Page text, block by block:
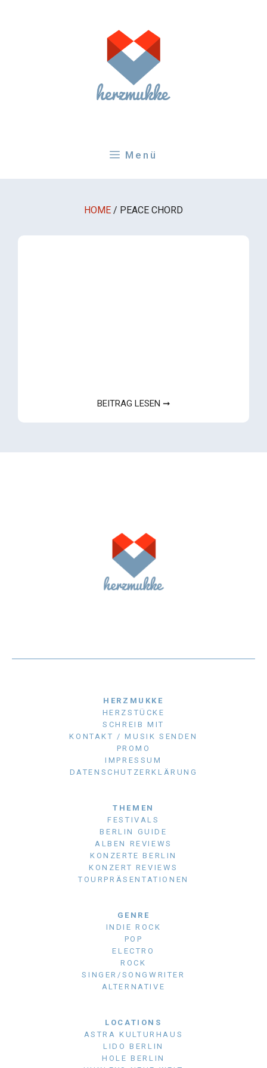
Menü
HOME / PEACE CHORD
BEITRAG LESEN ➞
HERZMUKKE
HERZSTÜCKE
SCHREIB MIT
KONTAKT / MUSIK SENDEN
PROMO
IMPRESSUM
DATENSCHUTZERKLÄRUNG
THEMEN
FESTIVALS
BERLIN GUIDE
ALBEN REVIEWS
KONZERTE BERLIN
KONZERT REVIEWS
TOURPRÄSENTATIONEN
GENRE
INDIE ROCK
POP
ELECTRO
ROCK
SINGER/SONGWRITER
ALTERNATIVE
LOCATIONS
ASTRA KULTURHAUS
LIDO BERLIN
HOLE BERLIN